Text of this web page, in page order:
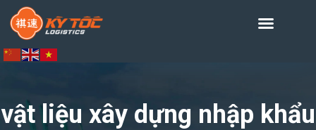
vật liệu xây dựng nhập khẩu